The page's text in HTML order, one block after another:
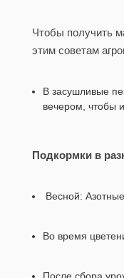
Чтобы получить
этим советам
В засушливые
вечером, чтобы
Подкормки в
Весной:
Во время